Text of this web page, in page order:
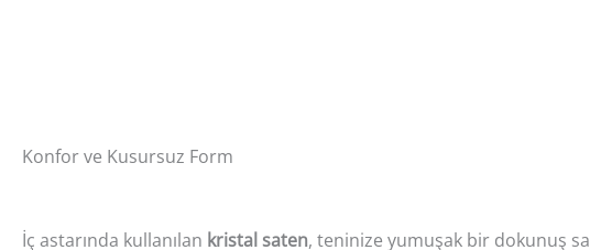
Konfor ve Kusursuz Form
İç astarında kullanılan kristal saten, teninize yumuşak bir dokunuş